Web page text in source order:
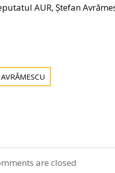
AUR, Ștefan
are closed